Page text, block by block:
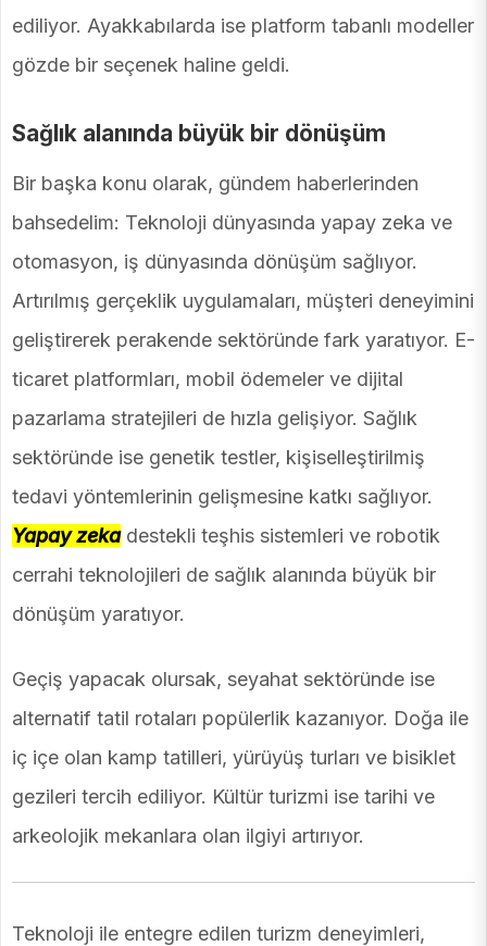
ediliyor. Ayakkabılarda ise platform tabanlı modeller
gözde bir seçenek haline geldi.
Sağlık alanında büyük bir dönüşüm
Bir başka konu olarak, gündem haberlerinden
bahsedelim: Teknoloji dünyasında yapay zeka ve
otomasyon, iş dünyasında dönüşüm sağlıyor.
Artırılmış gerçeklik uygulamaları, müşteri deneyimini
geliştirerek perakende sektöründe fark yaratıyor. E-
ticaret platformları, mobil ödemeler ve dijital
pazarlama stratejileri de hızla gelişiyor. Sağlık
sektöründe ise genetik testler, kişiselleştirilmiş
tedavi yöntemlerinin gelişmesine katkı sağlıyor.
Yapay zekadestekli teşhis sistemleri ve robotik
cerrahi teknolojileri de sağlık alanında büyük bir
dönüşüm yaratıyor.
Geçiş yapacak olursak, seyahat sektöründe ise
alternatif tatil rotaları popülerlik kazanıyor. Doğa ile
iç içe olan kamp tatilleri, yürüyüş turları ve bisiklet
gezileri tercih ediliyor. Kültür turizmi ise tarihi ve
arkeolojik mekanlara olan ilgiyi artırıyor.
Teknoloji ile entegre edilen turizm deneyimleri,